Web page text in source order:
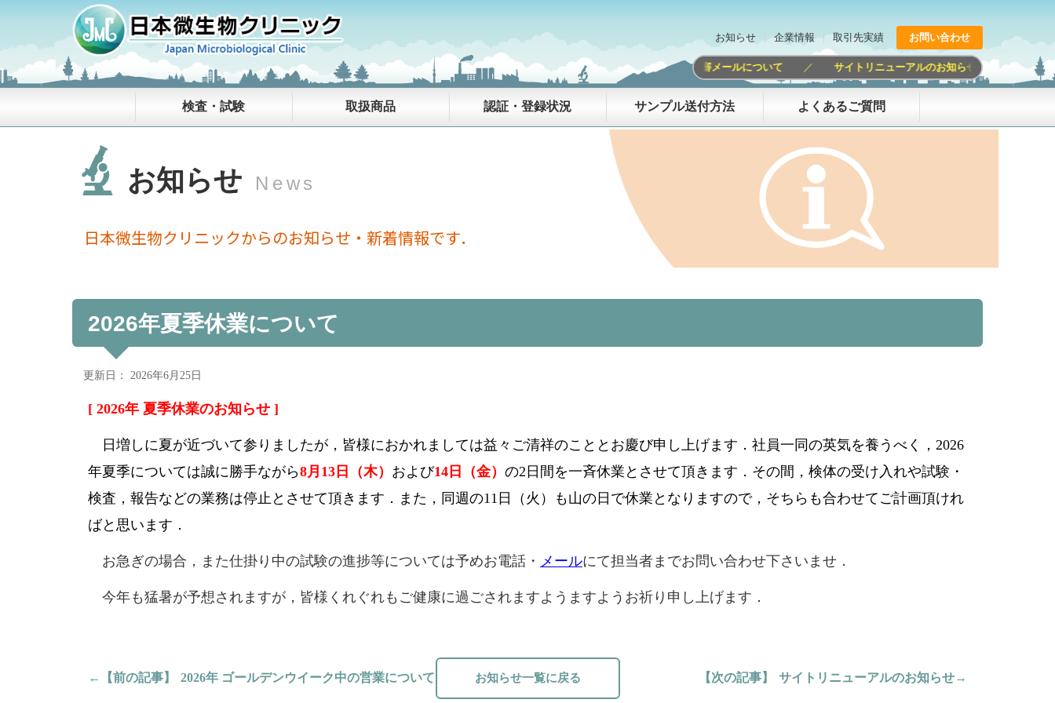
お知らせ 企業情報 取引先実績 お問い合わせ
【重要】弊社代表者名を騙った不審メールについて／ サイトリニューアルのお知らせ／ 2026年
検査・試験 取扱商品 認証・登録状況 サンプル送付方法 よくあるご質問
お知らせ News
日本微生物クリニックからのお知らせ・新着情報です．
2026年夏季休業について
更新日： 2026年6月25日
[ 2026年 夏季休業のお知らせ ]
日増しに夏が近づいて参りましたが，皆様におかれましては益々ご清祥のこととお慶び申し上げます．社員一同の英気を養うべく，2026
年夏季については誠に勝手ながら8月13日（木） および14日（金） の2日間を一斉休業とさせて頂きます．その間，検体の受け入れや試験・
検査，報告などの業務は停止とさせて頂きます．また，同週の11日（火）も山の日で休業となりますので，そちらも合わせてご計画頂けれ
ばと思います．
お急ぎの場合，また仕掛り中の試験の進捗等については予めお電話・ メールにて担当者までお問い合わせ下さいませ．
今年も猛暑が予想されますが，皆様くれぐれもご健康に過ごされますようますようお祈り申し上げます．
← 【前の記事】 2026年 ゴールデンウイーク中の営業について お知らせ一覧に戻る 【次の記事】 サイトリニューアルのお知らせ→